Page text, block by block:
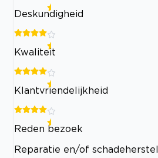
Deskundigheid
Kwaliteit
Klantvriendelijkheid
Reden bezoek
Reparatie en/of schadeherstel